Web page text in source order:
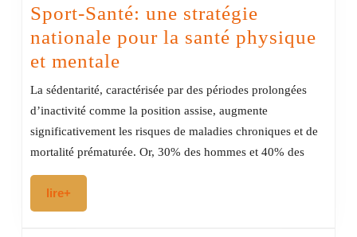
Sport-Santé: une stratégie
nationale pour la santé physique
et mentale
Santé:
une
stratégie
nationale
La sédentarité, caractérisée par des périodes prolongées
d’inactivité comme la position assise, augmente
significativement les risques de maladies chroniques et de
mortalité prématurée. Or, 30% des hommes et 40% des
lire+